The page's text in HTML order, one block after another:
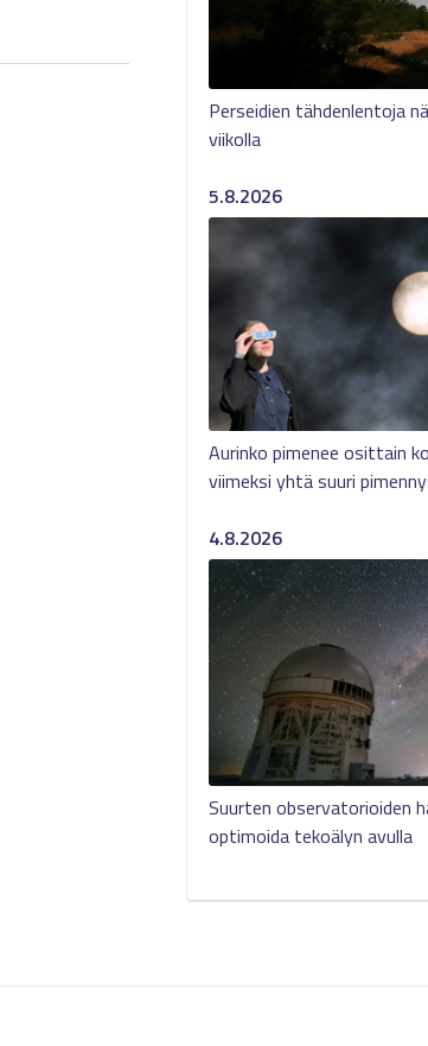
Perseidien tähdenlentoja
viikolla
5.8.2026
Aurinko pimenee osittain
viimeksi yhtä suuri
4.8.2026
Suurten observatorioiden
optimoida tekoälyn avulla